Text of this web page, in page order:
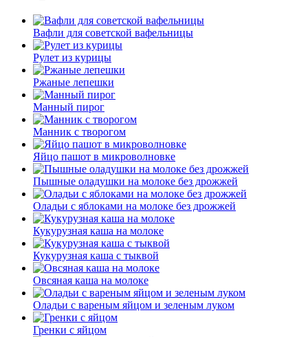
Вафли для советской вафельницы
Рулет из курицы
Ржаные лепешки
Манный пирог
Манник с творогом
Яйцо пашот в микроволновке
Пышные оладушки на молоке без дрожжей
Оладьи с яблоками на молоке без дрожжей
Кукурузная каша на молоке
Кукурузная каша с тыквой
Овсяная каша на молоке
Оладьи с вареным яйцом и зеленым луком
Гренки с яйцом